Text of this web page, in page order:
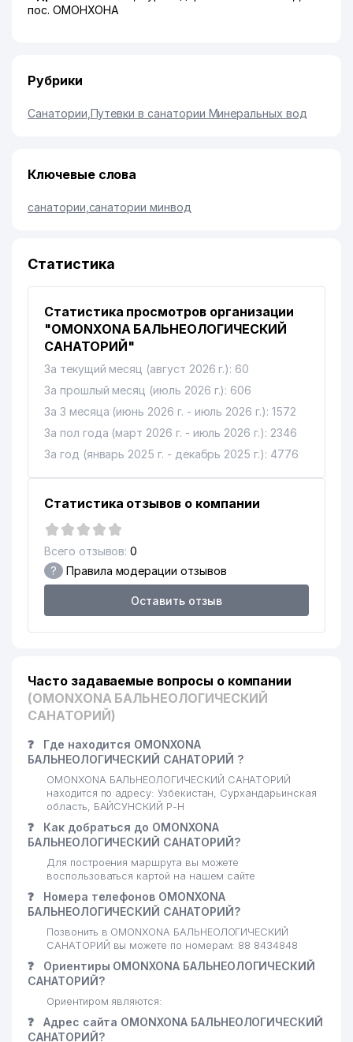
пос. ОМОНХОНА
Рубрики
Санатории Путевки в санатории Минеральных вод
Ключевые слова
санатории санатории минвод
Статистика
Статистика просмотров организации
"OMONXONA БАЛЬНЕОЛОГИЧЕСКИЙ
САНАТОРИЙ"
За текущий месяц (август 2026 г.): 60
За прошлый месяц (июль 2026 г.): 606
За 3 месяца (июнь 2026 г. - июль 2026 г.): 1572
За пол года (март 2026 г. - июль 2026 г.): 2346
За год (январь 2025 г. - декабрь 2025 г.): 4776
Статистика отзывов о компании
Всего отзывов: 0
? Правила модерации отзывов
Оставить отзыв
Часто задаваемые вопросы о компании
(OMONXONA БАЛЬНЕОЛОГИЧЕСКИЙ
САНАТОРИЙ)
❓
Где находится OMONXONA
БАЛЬНЕОЛОГИЧЕСКИЙ САНАТОРИЙ ?
OMONXONA БАЛЬНЕОЛОГИЧЕСКИЙ САНАТОРИЙ
находится по адресу: Узбекистан, Сурхандарьинская
область, БАЙСУНСКИЙ Р-Н
❓
Как добраться до OMONXONA
БАЛЬНЕОЛОГИЧЕСКИЙ САНАТОРИЙ?
Для построения маршрута вы можете
воспользоваться картой на нашем сайте
❓
Номера телефонов OMONXONA
БАЛЬНЕОЛОГИЧЕСКИЙ САНАТОРИЙ?
Позвонить в OMONXONA БАЛЬНЕОЛОГИЧЕСКИЙ
САНАТОРИЙ вы можете по номерам: 88 8434848
❓
Ориентиры OMONXONA БАЛЬНЕОЛОГИЧЕСКИЙ
САНАТОРИЙ?
Ориентиром являются:
❓
Адрес сайта OMONXONA БАЛЬНЕОЛОГИЧЕСКИЙ
САНАТОРИЙ?